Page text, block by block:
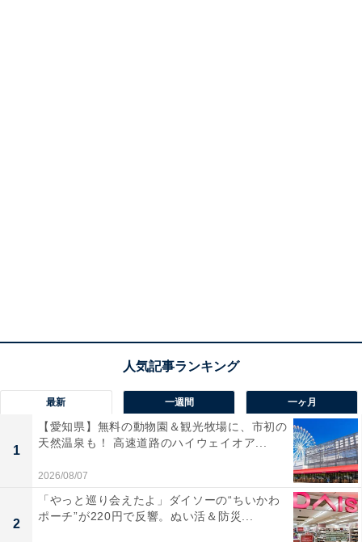
最新 一週間 一ヶ月
1
【愛知県】無料の動物園＆観光牧場に、市初の
天然温泉も！ 高速道路のハイウェイオア...
2026/08/07
2
「やっと巡り会えたよ」ダイソーの“ちいかわ
ポーチ”が220円で反響。ぬい活＆防災...